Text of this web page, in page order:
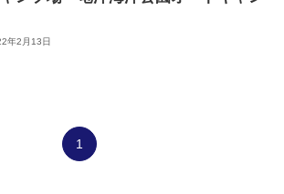
年2月13日
1